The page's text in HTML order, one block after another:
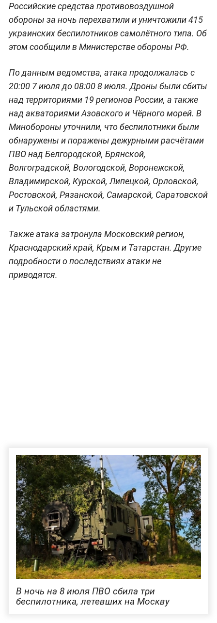
Российские средства противовоздушной
обороны за ночь перехватили и уничтожили 415
украинских беспилотников самолётного типа. Об
этом сообщили в Министерстве обороны РФ.
По данным ведомства, атака продолжалась с
20:00 7 июля до 08:00 8 июля. Дроны были сбиты
над территориями 19 регионов России, а также
над акваториями Азовского и Чёрного морей. В
Минобороны уточнили, что беспилотники были
обнаружены и поражены дежурными расчётами
ПВО над Белгородской, Брянской,
Волгоградской, Вологодской, Воронежской,
Владимирской, Курской, Липецкой, Орловской,
Ростовской, Рязанской, Самарской, Саратовской
и Тульской областями.
Также атака затронула Московский регион,
Краснодарский край, Крым и Татарстан. Другие
подробности о последствиях атаки не
приводятся.
В ночь на 8 июля ПВО сбила три
беспилотника, летевших на Москву